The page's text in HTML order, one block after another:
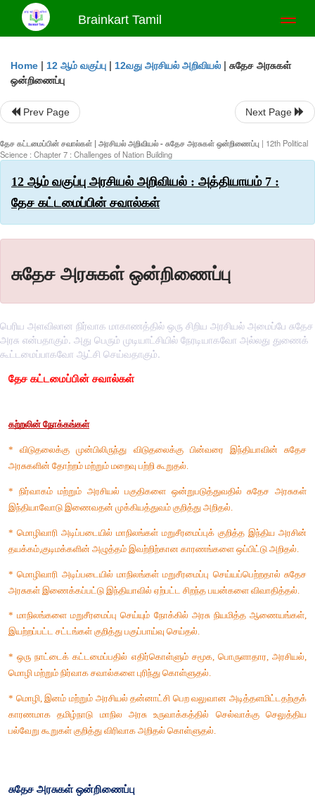
Brainkart Tamil
Home | 12 ஆம் வகுப்பு | 12வது அரசியல் அறிவியல் | சுதேச அரசுகள்
ஒன்றிணைப்பு
Prev Page Next Page
தேச கட்டமைப்பின் சவால்கள் | அரசியல் அறிவியல் - சுதேச அரசுகள் ஒன்றிணைப்பு | 12th Political
Science : Chapter 7 : Challenges of Nation Building
12 ஆம் வகுப்பு அரசியல் அறிவியல் : அத்தியாயம் 7 :
தேச கட்டமைப்பின் சவால்கள்
சுதேச அரசுகள் ஒன்றிணைப்பு
பெரிய அளவிலான நிர்வாக மாகாணத்தில் ஒரு சிறிய அரசியல் அமைப்பே சுதேச
அரசு என்பதாகும். அது பெரும் முடியாட்சியில் நேரடியாகவோ அல்லது துணைக்
கூட்டமைப்பாகவோ ஆட்சி செய்வதாகும்.
தேச கட்டமைப்பின் சவால்கள்
கற்றலின் நோக்கங்கள்
அரசுகளின் தோற்றம் மற்றும் மறைவு பற்றி கூறுதல்.
* நிர்வாகம் மற்றும் அரசியல் பகுதிகளை ஒன்றுபடுத்துவதில்
இந்தியாவோடு இணைவதன் முக்கியத்துவம் குறித்து அறிதல்.
* மொழிவாரி அடிப்படையில் மாநிலங்கள் மறுசீரமைப்புக்
* மொழிவாரி அடிப்படையில் மாநிலங்கள் மறுசீரமைப்பு
அரசுகள் இணைக்கப்பட்டு இந்தியாவில் ஏற்பட்ட சிறந்த பயன்களை
இயற்றப்பட்ட சட்டங்கள் குறித்து பகுப்பாய்வு செய்தல்.